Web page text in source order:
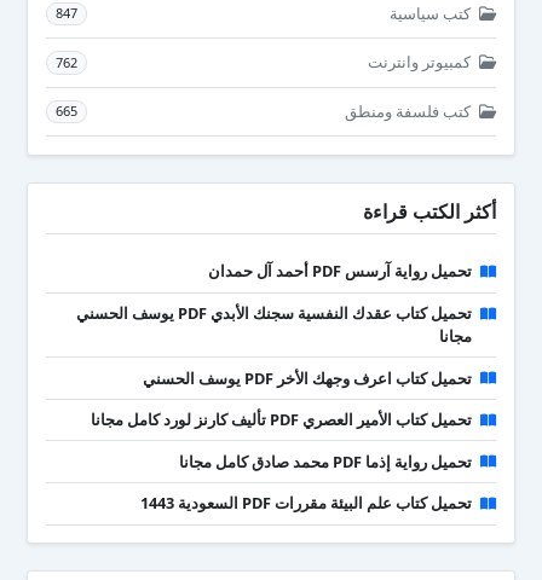
كتب سياسية 847
كمبيوتر وانترنت 762
كتب فلسفة ومنطق 665
أكثر الكتب قراءة
تحميل رواية آرسس PDF أحمد آل حمدان
تحميل كتاب عقدك النفسية سجنك الأبدي PDF يوسف الحسني
مجانا
تحميل كتاب اعرف وجهك الأخر PDF يوسف الحسني
تحميل كتاب الأمير العصري PDF تأليف كارنز لورد كامل مجانا
تحميل رواية إذما PDF محمد صادق كامل مجانا
تحميل كتاب علم البيئة مقررات PDF السعودية 1443